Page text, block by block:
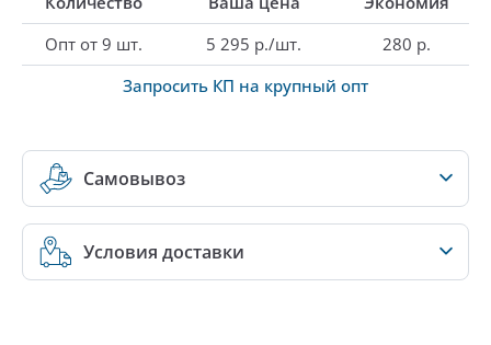
Опт от 9 шт.
5 295 р./шт.
280 р.
Запросить КП на крупный опт
Самовывоз
Условия доставки